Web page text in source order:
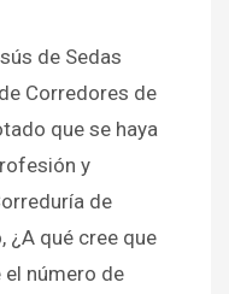
de Sedas
Corredores de
que se haya
y
de
¿A qué cree que
el número de